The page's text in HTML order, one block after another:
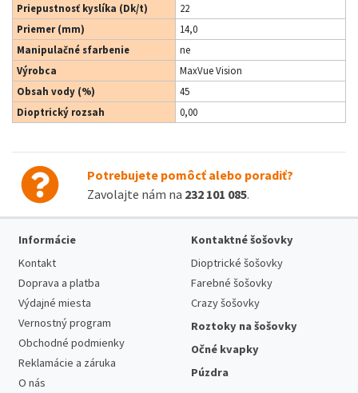
Priepustnosť kyslíka (Dk/t)
22
Priemer (mm)
14,0
Manipulačné sfarbenie
ne
Výrobca
MaxVue Vision
Obsah vody (%)
45
Dioptrický rozsah
0,00
Potrebujete pomôcť alebo poradiť?
Zavolajte nám na 232 101 085.
Informácie
Kontakt
Doprava a platba
Výdajné miesta
Vernostný program
Obchodné podmienky
Reklamácie a záruka
O nás
Kontaktné šošovky
Dioptrické šošovky
Farebné šošovky
Crazy šošovky
Roztoky na šošovky
Očné kvapky
Púzdra